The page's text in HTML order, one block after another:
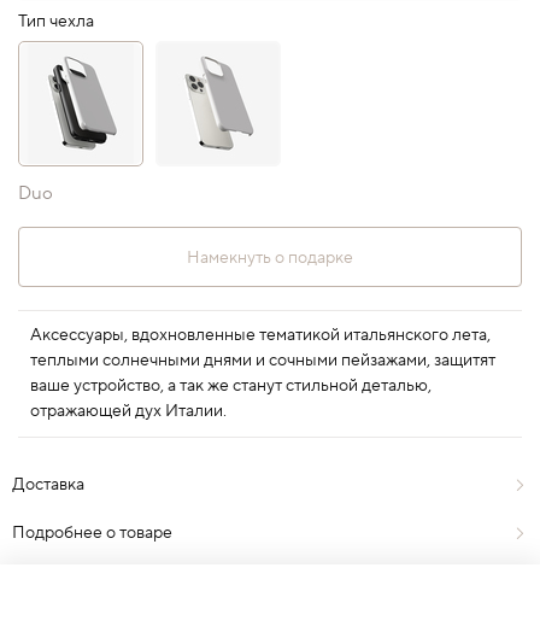
Тип чехла
Duo
Намекнуть о подарке
Аксессуары, вдохновленные тематикой итальянского лета,
теплыми солнечными днями и сочными пейзажами, защитят
ваше устройство, а так же станут стильной деталью,
отражающей дух Италии.
Доставка
Подробнее о товаре